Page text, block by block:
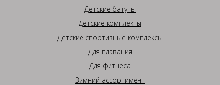
Детские батуты
Детские комплекты
Детские спортивные комплексы
Для плавания
Для фитнеса
Зимний ассортимент